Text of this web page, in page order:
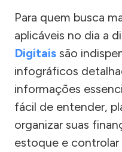
Para quem busca
aplicáveis no dia a
Digitais são
infográficos
informações
fácil de entender,
organizar suas
estoque e controlar